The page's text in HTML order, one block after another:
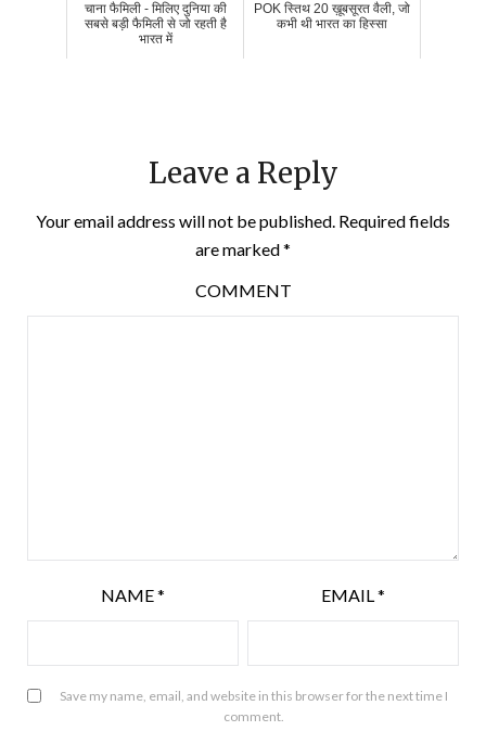
चाना फैमिली - मिलिए दुनिया की
सबसे बड़ी फैमिली से जो रहती है
भारत में
POK स्तिथ 20 ख़ूबसूरत वैली, जो
कभी थी भारत का हिस्सा
Leave a Reply
Your email address will not be published. Required fields
are marked*
COMMENT
NAME* EMAIL*
Save my name, email, and website in this browser for the next time I
comment.